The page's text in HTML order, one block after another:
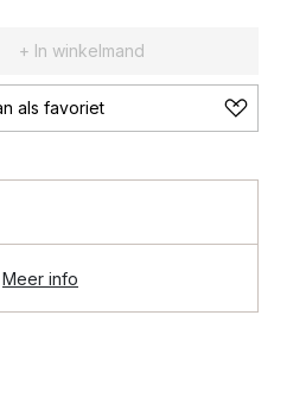
+ In winkelmand
als favoriet
Meer info